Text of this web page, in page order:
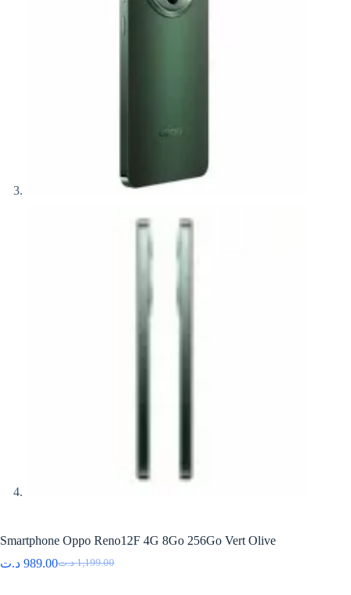
Smartphone Oppo Reno12F 4G 8Go 256Go Vert Olive
1,199.00 د.ت
Le
989.00 د.ت
Le